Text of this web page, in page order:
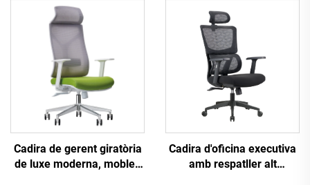
Guangdong, còmoda per a
l'escriptori
venda calenta, cadira per
a gerents
Cadira de gerent giratòria
de luxe moderna, mobles
Cadira d'oficina executiva
amb respatller alt